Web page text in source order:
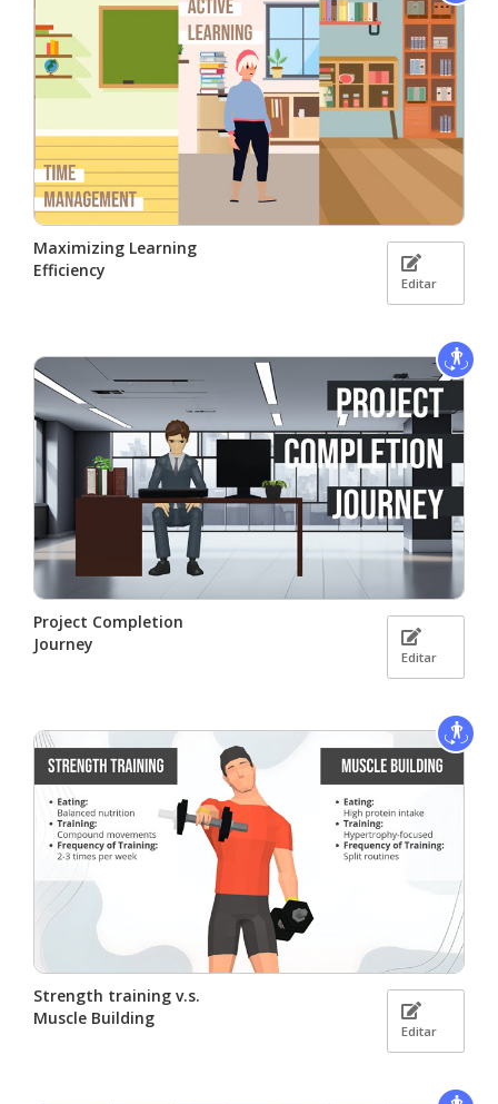
Maximizing Learning
Efficiency
Editar
Project Completion
Journey
Editar
Strength training v.s.
Muscle Building
Editar